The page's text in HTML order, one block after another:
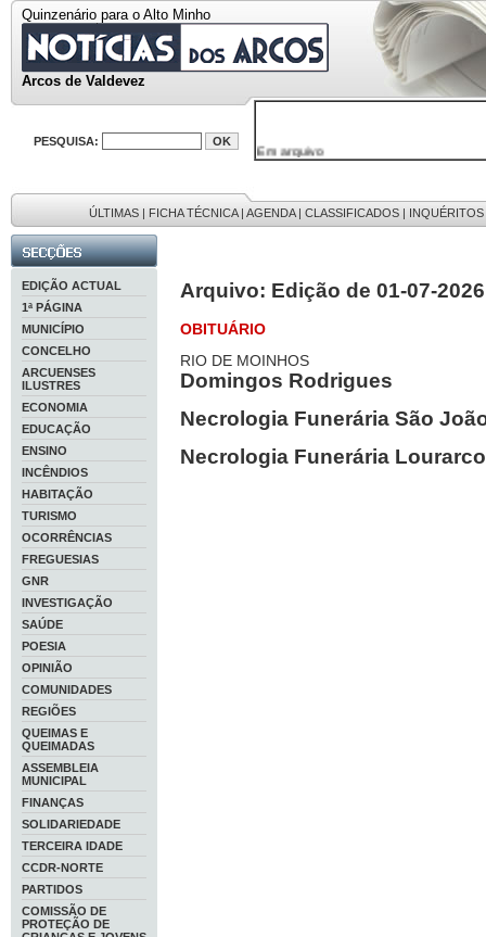
Quinzenário para o Alto Minho
Arcos de Valdevez
PESQUISA:
Em arquivo
32646 notícias
9886 mensagens
201 registos
ÚLTIMAS | FICHA TÉCNICA| AGENDA| CLASSIFICADOS | INQUÉRITOS
EDIÇÃO ACTUAL
1ª PÁGINA
MUNICÍPIO
CONCELHO
ARCUENSES
ILUSTRES
ECONOMIA
EDUCAÇÃO
ENSINO
INCÊNDIOS
HABITAÇÃO
TURISMO
OCORRÊNCIAS
FREGUESIAS
GNR
INVESTIGAÇÃO
SAÚDE
POESIA
OPINIÃO
COMUNIDADES
REGIÕES
QUEIMAS E
QUEIMADAS
ASSEMBLEIA
MUNICIPAL
FINANÇAS
SOLIDARIEDADE
TERCEIRA IDADE
CCDR-NORTE
PARTIDOS
COMISSÃO DE
PROTEÇÃO DE
Arquivo: Edição de 01-07-2026
OBITUÁRIO
RIO DE MOINHOS
Domingos Rodrigues
Necrologia Funerária São
Necrologia Funerária